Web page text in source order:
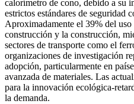
calorímetro de cono, debido a su
estrictos estándares de seguridad
Aproximadamente el 39% del
construcción y la construcción,
sectores de transporte como el
organizaciones de investigación
adopción, particularmente en
avanzada de materiales. Las
para la innovación ecológica-
la demanda.